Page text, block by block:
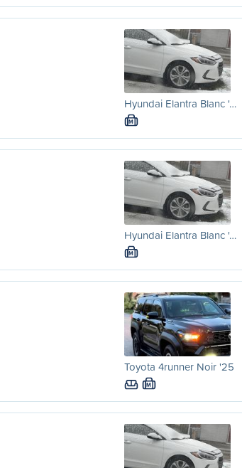
Hyundai Elantra Blanc '…
M
Hyundai Elantra Blanc '…
M
Toyota 4runner Noir '25
M